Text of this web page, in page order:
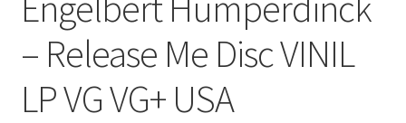
Contul meu
Blog
– Release Me Disc VINIL
LP VG VG+ USA